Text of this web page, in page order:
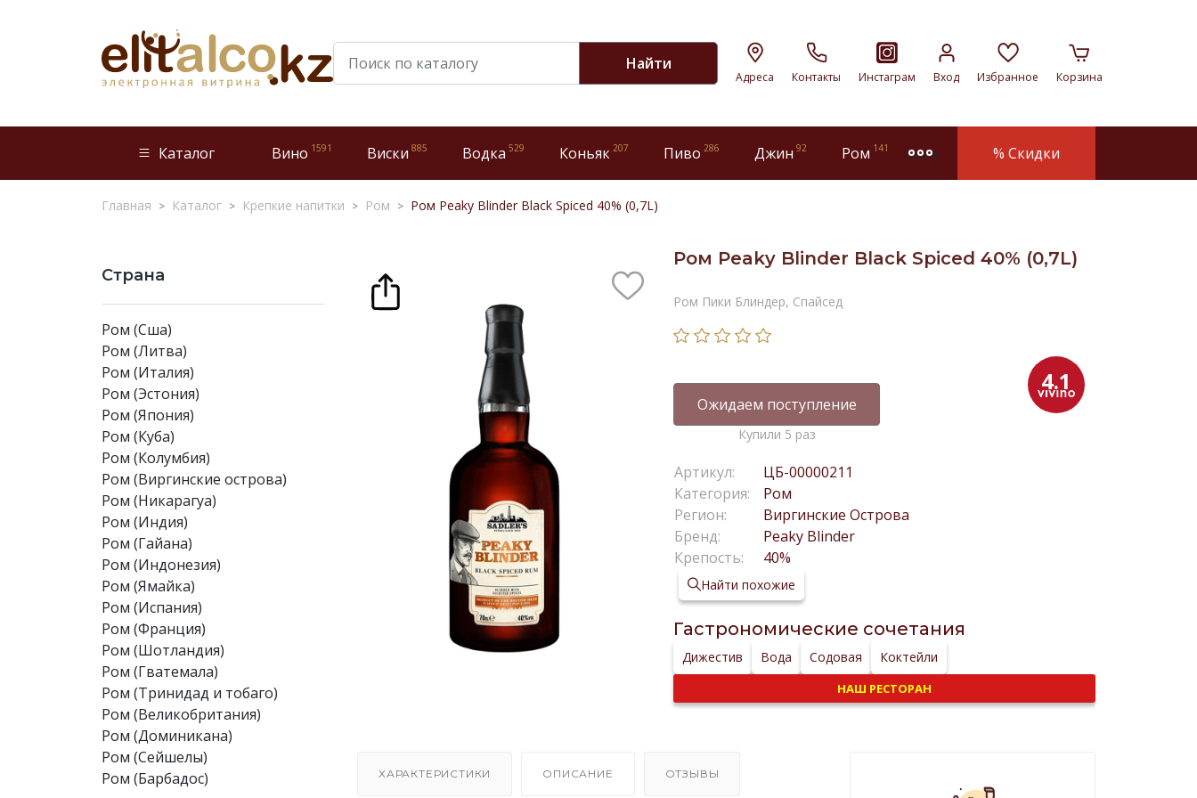
Найти
Адреса Контакты Инстаграм Вход Избранное Корзина
Каталог Вино 1591 Виски 885 Водка 529 Коньяк 207 Пиво 286 Джин 92 Ром 141 more % Скидки
Главная Каталог Крепкие напитки Ром Ром Peaky Blinder Black Spiced 40% (0,7L)
Страна
Ром (Сша)
Ром (Литва)
Ром (Италия)
Ром (Эстония)
Ром (Япония)
Ром (Куба)
Ром (Колумбия)
Ром (Виргинские острова)
Ром (Никарагуа)
Ром (Индия)
Ром (Гайана)
Ром (Индонезия)
Ром (Ямайка)
Ром (Испания)
Ром (Франция)
Ром (Шотландия)
Ром (Гватемала)
Ром (Тринидад и тобаго)
Ром (Великобритания)
Ром (Доминикана)
Ром (Сейшелы)
Ром (Барбадос)
Ром Peaky Blinder Black Spiced 40% (0,7L)
Ром Пики Блиндер, Спайсед
4.1
Ожидаем поступление
Купили 5 раз
Артикул:
ЦБ-00000211
Категория:
Ром
Регион:
Виргинские Острова
Бренд:
Peaky Blinder
Крепость:
40%
Найти похожие
Гастрономические сочетания
Дижестив Вода Содовая Коктейли
НАШ РЕСТОРАН
ХАРАКТЕРИСТИКИ ОПИСАНИЕ ОТЗЫВЫ